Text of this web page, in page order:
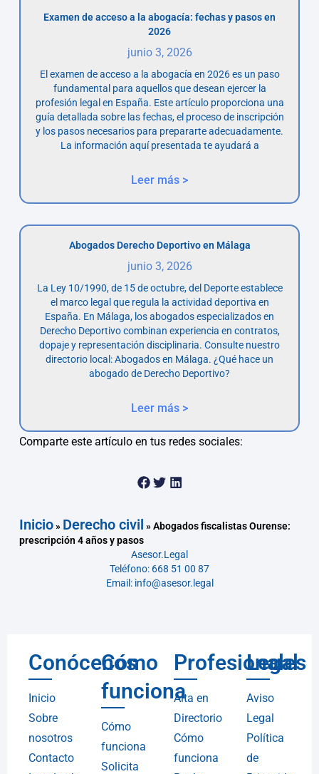
Examen de acceso a la abogacía: fechas y pasos en
2026
junio 3, 2026
El examen de acceso a la abogacía en 2026 es un paso
fundamental para aquellos que desean ejercer la
profesión legal en España. Este artículo proporciona una
guía detallada sobre las fechas, el proceso de inscripción
y los pasos necesarios para prepararte adecuadamente.
La información aquí presentada te ayudará a
Leer más >
Abogados Derecho Deportivo en Málaga
junio 3, 2026
La Ley 10/1990, de 15 de octubre, del Deporte establece
el marco legal que regula la actividad deportiva en
España. En Málaga, los abogados especializados en
Derecho Deportivo combinan experiencia en contratos,
dopaje y representación disciplinaria. Consulte nuestro
directorio local: Abogados en Málaga. ¿Qué hace un
abogado de Derecho Deportivo?
Leer más >
Comparte este artículo en tus redes sociales:
Inicio» Derecho civil »Abogados fiscalistas Ourense:
prescripción 4 años y pasos
Asesor.Legal
Teléfono: 668 51 00 87
Email: info@asesor.legal
Conócenos
Inicio
Sobre
nosotros
Contacto
Cómo
funciona
Cómo
funciona
Solicita
Profesionales
Alta en
Directorio
Cómo
funciona
Legal
Aviso
Legal
Política
de